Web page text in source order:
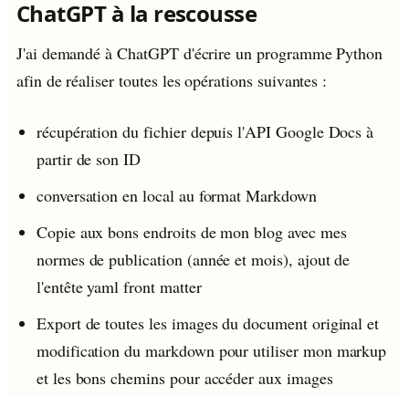
ChatGPT à la rescousse
J'ai demandé à ChatGPT d'écrire un programme Python
afin de réaliser toutes les opérations suivantes :
récupération du fichier depuis l'API Google Docs à
partir de son ID
conversation en local au format Markdown
Copie aux bons endroits de mon blog avec mes
normes de publication (année et mois), ajout de
l'entête yaml front matter
Export de toutes les images du document original et
modification du markdown pour utiliser mon markup
et les bons chemins pour accéder aux images